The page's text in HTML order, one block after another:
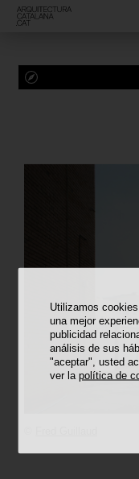
Utilizamos
una mejor
publicidad
análisis de sus
"aceptar", usted
ver lapolítica de